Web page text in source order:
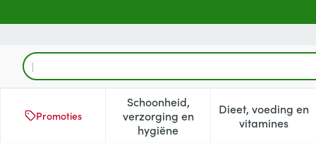
Product, merk, categorie...
Promoties
Schoonheid,
verzorging en
hygiëne
Toon submenu voor
Dieet, voeding en
vitamines
Toon